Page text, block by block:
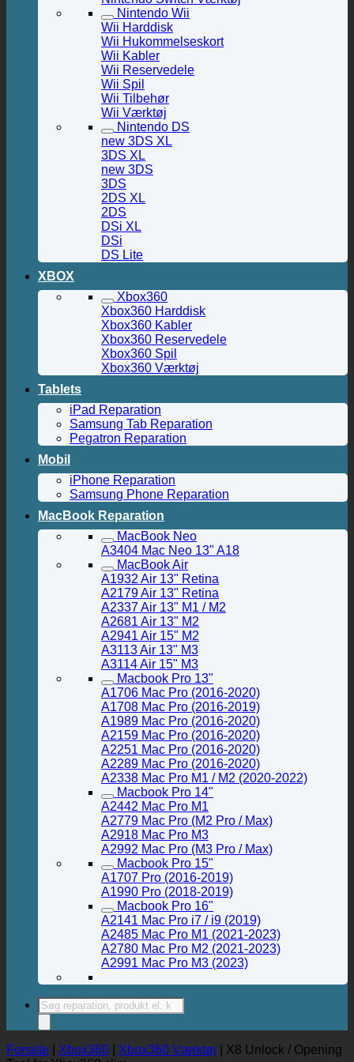
Nintendo Wii
Wii Harddisk
Wii Hukommelseskort
Wii Kabler
Wii Reservedele
Wii Spil
Wii Tilbehør
Wii Værktøj
Nintendo DS
new 3DS XL
3DS XL
new 3DS
3DS
2DS XL
2DS
DSi XL
DSi
DS Lite
XBOX
Xbox360
Xbox360 Harddisk
Xbox360 Kabler
Xbox360 Reservedele
Xbox360 Spil
Xbox360 Værktøj
Tablets
iPad Reparation
Samsung Tab Reparation
Pegatron Reparation
Mobil
iPhone Reparation
Samsung Phone Reparation
MacBook Reparation
MacBook Neo
A3404 Mac Neo 13" A18
MacBook Air
A1932 Air 13" Retina
A2179 Air 13" Retina
A2337 Air 13" M1 / M2
A2681 Air 13" M2
A2941 Air 15" M2
A3113 Air 13" M3
A3114 Air 15" M3
Macbook Pro 13"
A1706 Mac Pro (2016-2020)
A1708 Mac Pro (2016-2019)
A1989 Mac Pro (2016-2020)
A2159 Mac Pro (2016-2020)
A2251 Mac Pro (2016-2020)
A2289 Mac Pro (2016-2020)
A2338 Mac Pro M1 / M2 (2020-2022)
Macbook Pro 14"
A2442 Mac Pro M1
A2779 Mac Pro (M2 Pro / Max)
A2918 Mac Pro M3
A2992 Mac Pro (M3 Pro / Max)
Macbook Pro 15"
A1707 Pro (2016-2019)
A1990 Pro (2018-2019)
Macbook Pro 16"
A2141 Mac Pro i7 / i9 (2019)
A2485 Mac Pro M1 (2021-2023)
A2780 Mac Pro M2 (2021-2023)
A2991 Mac Pro M3 (2023)
Products
search
Forside Xbox360 Xbox360 Værktøj
X8 Unlock / Opening